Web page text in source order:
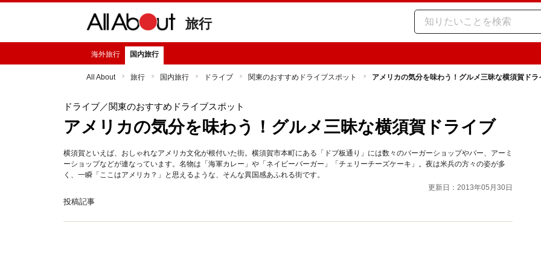
旅行
海外旅行 国内旅行
All About 旅行 国内旅行 ドライブ 関東のおすすめドライブスポット アメリカの気分を味わう！グルメ三昧な横須賀ドラ
ドライブ／関東のおすすめドライブスポット
アメリカの気分を味わう！グルメ三昧な横須賀ドライブ
横須賀といえば、おしゃれなアメリカ文化が根付いた街。横須賀市本町にある「ドブ板通り」には数々のバーガーショップやバー、アーミ
ーショップなどが連なっています。名物は「海軍カレー」や「ネイビーバーガー」「チェリーチーズケーキ」。夜は米兵の方々の姿が多
く、一瞬「ここはアメリカ？」と思えるような、そんな異国感あふれる街です。
更新日：2013年05月30日
投稿記事